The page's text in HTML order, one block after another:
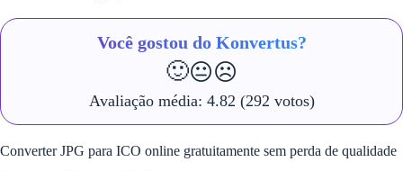
Você gostou do Konvertus?
🙂😐☹️
Avaliação média: 4.82 (292 votos)
Converter JPG para ICO online gratuitamente sem perda de qualidade